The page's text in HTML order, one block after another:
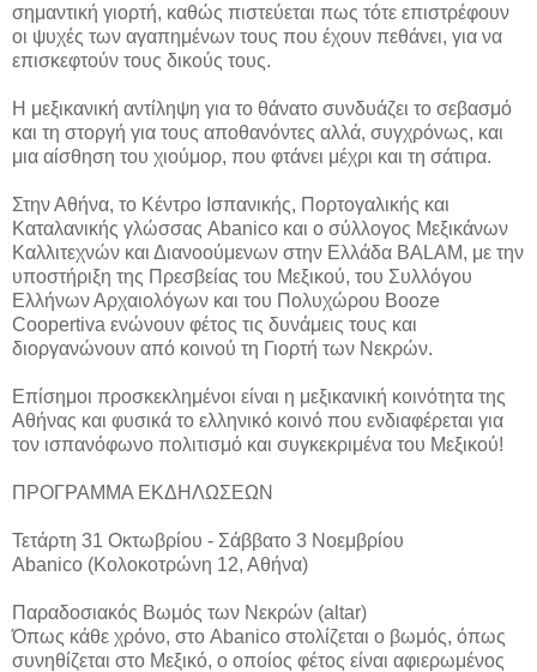
σημαντική γιορτή, καθώς πιστεύεται πως τότε επιστρέφουν
οι ψυχές των αγαπημένων τους που έχουν πεθάνει, για να
επισκεφτούν τους δικούς τους.
Η μεξικανική αντίληψη για το θάνατο συνδυάζει το σεβασμό
και τη στοργή για τους αποθανόντες αλλά, συγχρόνως, και
μια αίσθηση του χιούμορ, που φτάνει μέχρι και τη σάτιρα.
Στην Αθήνα, το Κέντρο Ισπανικής, Πορτογαλικής και
Καταλανικής γλώσσας Abanico και ο σύλλογος Μεξικάνων
Καλλιτεχνών και Διανοούμενων στην Ελλάδα BALAM, με την
υποστήριξη της Πρεσβείας του Μεξικού, του Συλλόγου
Ελλήνων Αρχαιολόγων και του Πολυχώρου Booze
Coopertiva ενώνουν φέτος τις δυνάμεις τους και
διοργανώνουν από κοινού τη Γιορτή των Νεκρών.
Επίσημοι προσκεκλημένοι είναι η μεξικανική κοινότητα της
Αθήνας και φυσικά το ελληνικό κοινό που ενδιαφέρεται για
τον ισπανόφωνο πολιτισμό και συγκεκριμένα του Μεξικού!
ΠΡΟΓΡΑΜΜΑ ΕΚΔΗΛΩΣΕΩΝ
Τετάρτη 31 Οκτωβρίου - Σάββατο 3 Νοεμβρίου
Abanico (Κολοκοτρώνη 12, Αθήνα)
Παραδοσιακός Βωμός των Νεκρών (altar)
Όπως κάθε χρόνο, στο Abanico στολίζεται ο βωμός, όπως
συνηθίζεται στο Μεξικό, ο οποίος φέτος είναι αφιερωμένος